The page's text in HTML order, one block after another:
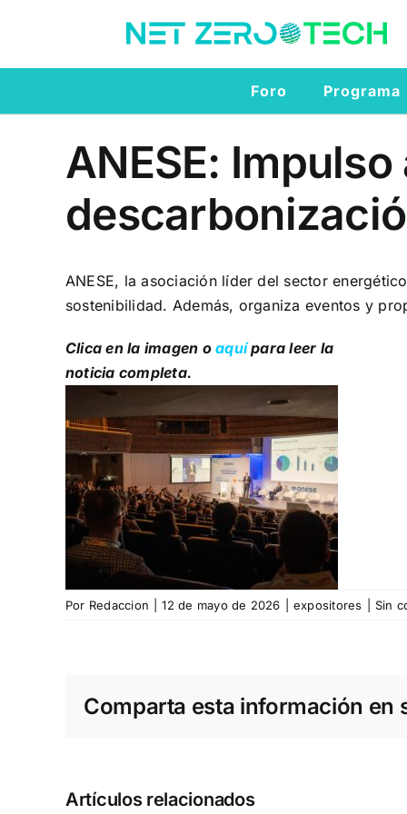
Foro
Programa
ANESE:
ANESE, la asociación líder del sector
sostenibilidad. Además, organiza eventos y
Clica en la imagen oaquípara leer la
noticia completa.
Por Redaccion 12 de mayo de 2026 expositores Sin
Comparta esta información en
Artículos relacionados